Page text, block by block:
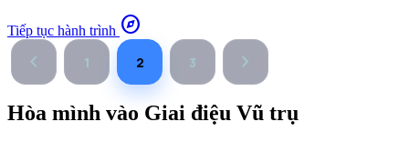
Tiếp tục hành trình explore
chevron_left
1 2 3 chevron_right
Hòa mình vào Giai điệu Vũ trụ